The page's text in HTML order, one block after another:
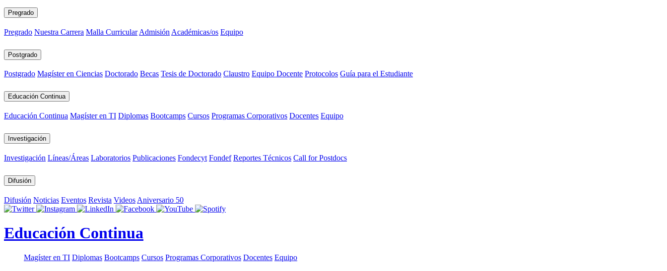
Pregrado
Pregrado Nuestra Carrera Malla Curricular Admisión Académicas/os Equipo
Postgrado
Postgrado Magíster en Ciencias Doctorado Becas Tesis de Doctorado Claustro Equipo Docente Protocolos Guía para el Estudiante
Educación Continua
Educación Continua Magíster en TI Diplomas Bootcamps Cursos Programas Corporativos Docentes Equipo
Investigación
Investigación Líneas/Áreas Laboratorios Publicaciones Fondecyt Fondef Reportes Técnicos Call for Postdocs
Difusión
Difusión Noticias Eventos Revista Videos Aniversario 50
Educación Continua
Magíster en TI Diplomas Bootcamps Cursos Programas Corporativos Docentes Equipo